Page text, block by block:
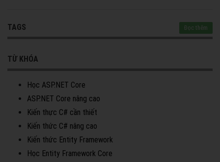
TAGS Đọc thêm
TỪ KHÓA
Học ASP.NET Core
ASP.NET Core nâng cao
Kiến thực C# cần thiết
Kiến thức C# nâng cao
Kiến thức Entity Framework
Học Entity Framework Core